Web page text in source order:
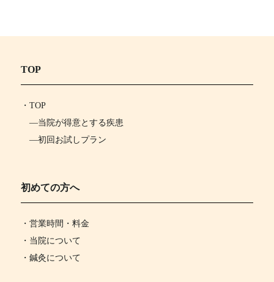
TOP
・ TOP
―当院が得意とする疾患
―初回お試しプラン
初めての方へ
・営業時間・料金
・当院について
・鍼灸について